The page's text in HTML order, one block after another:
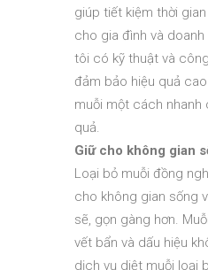
giúp tiết kiệm thời
cho gia đình và doanh
tôi có kỹ thuật và
đảm bảo hiệu quả
muỗi một cách nhanh
quả.
Giữ cho không gian
Loại bỏ muỗi đồng
cho không gian sống
sẽ, gọn gàng hơn.
vết bẩn và dấu hiệu
dịch vụ diệt muỗi loại